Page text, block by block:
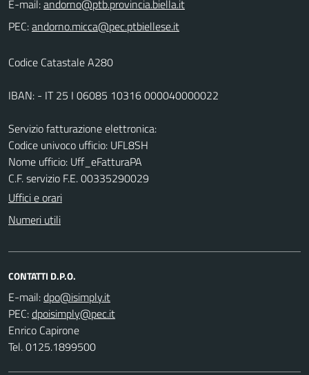
E-mail:
PEC:
Codice Catastale A280
IBAN: - IT 25 I 06085 10316 000040000022
Servizio fatturazione elettronica:
Codice univoco ufficio: UFL8SH
Nome ufficio: Uff_eFatturaPA
C.F. servizio F.E. 00335290029
Uffici e orari
Numeri utili
CONTATTI D.P.O.
E-mail:
PEC:
Enrico Capirone
Tel. 0125.1899500